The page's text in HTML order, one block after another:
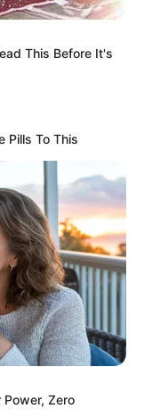
Others? Find Out
This Before It's
Pills To This
Zero